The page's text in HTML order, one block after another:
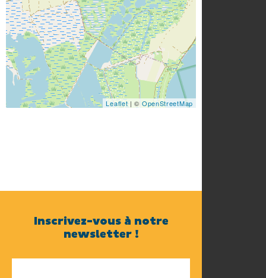
Leaflet| ©OpenStreetMap
Inscrivez-vous à notre
newsletter !